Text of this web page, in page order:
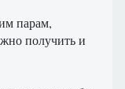
парам,
получить и